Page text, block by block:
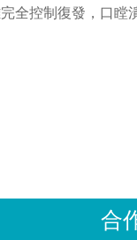
全控制復發，口瞠
合